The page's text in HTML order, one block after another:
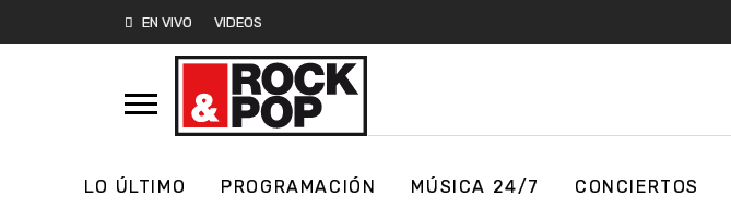
EN VIVO VIDEOS
LO ÚLTIMO PROGRAMACIÓN MÚSICA 24/7 CONCIERTOS